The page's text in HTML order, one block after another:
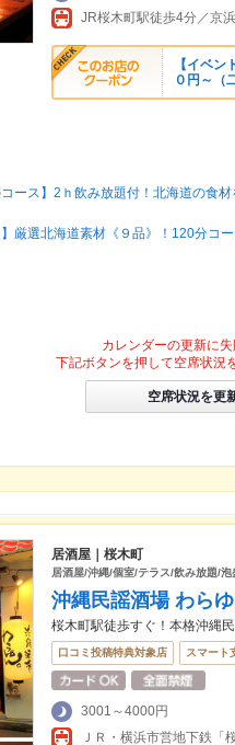
【イベ
０円～（
コース】2ｈ飲み放題付！北海道の食
厳選北海道素材《９品》！120分コ
カレンダーの更新に失
下記ボタンを押して空席状況
空席状況を更
居酒屋｜桜木町
居酒屋/沖縄/個室/テラス/飲み放題/
沖縄民謡酒場 わら
桜木町駅徒歩すぐ！本格沖縄
口コミ投稿特典対象店 スマート
3001～4000円